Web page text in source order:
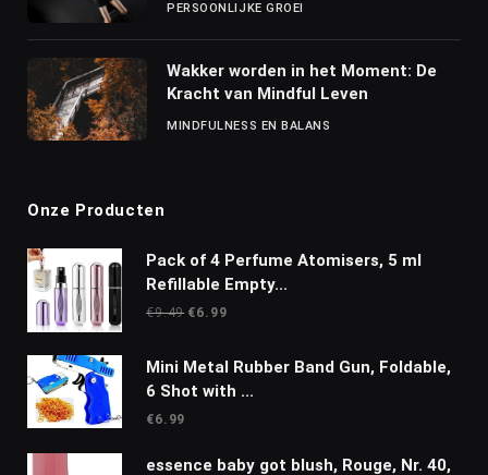
PERSOONLIJKE GROEI
Wakker worden in het Moment: De
Kracht van Mindful Leven
MINDFULNESS EN BALANS
Onze Producten
Pack of 4 Perfume Atomisers, 5 ml
Refillable Empty...
€9.49 Oorspronkelijke
was:
€6.99Huidige
is:
Mini Metal Rubber Band Gun, Foldable,
6 Shot with ...
€6.99
essence baby got blush, Rouge, Nr. 40,